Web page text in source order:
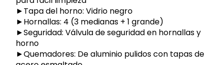
►Tapa del horno: Vidrio negro
►Hornallas: 4 (3 medianas + 1 grande)
►Seguridad: Válvula de seguridad en hornallas y
horno
►Quemadores: De aluminio pulidos con tapas de